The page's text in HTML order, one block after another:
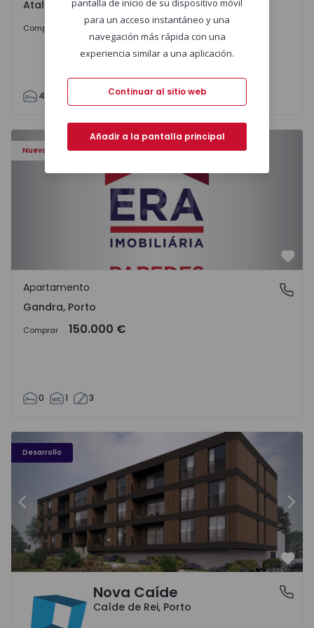
Atalaia e Alto Estanqueiro-Jardia, Setúbal
Comprar 699.000 €
4 295 7500 0
Nuevo
Apartamento T0 Paredes, Gandra - 1575265 - 1
Gandra, Porto
Apartamento
Gandra, Porto
Comprar 150.000 €
0 1 3
Desarrollo
Nova Caíde - 1
Anterior
Caíde de Rei, PortoNova Caíde
Caíde de Rei, Porto
pantalla de inicio de su dispositivo móvil
para un acceso instantáneo y una
navegación más rápida con una
experiencia similar a una aplicación.
Continuar al sitio web
Añadir a la pantalla principal